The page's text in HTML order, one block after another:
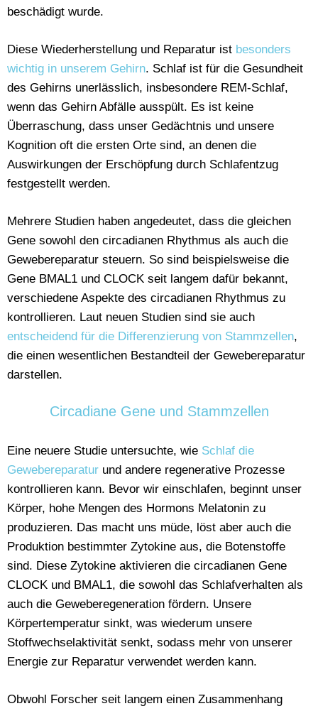
beschädigt wurde.
Diese Wiederherstellung und Reparatur ist besonders
wichtig in unserem Gehirn. Schlaf ist für die Gesundheit
des Gehirns unerlässlich, insbesondere REM-Schlaf,
wenn das Gehirn Abfälle ausspült. Es ist keine
Überraschung, dass unser Gedächtnis und unsere
Kognition oft die ersten Orte sind, an denen die
Auswirkungen der Erschöpfung durch Schlafentzug
festgestellt werden.
Mehrere Studien haben angedeutet, dass die gleichen
Gene sowohl den circadianen Rhythmus als auch die
Gewebereparatur steuern. So sind beispielsweise die
Gene BMAL1 und CLOCK seit langem dafür bekannt,
verschiedene Aspekte des circadianen Rhythmus zu
kontrollieren. Laut neuen Studien sind sie auch
entscheidend für die Differenzierung von Stammzellen,
die einen wesentlichen Bestandteil der Gewebereparatur
darstellen.
Circadiane Gene und Stammzellen
Eine neuere Studie untersuchte, wie Schlaf die
Gewebereparatur und andere regenerative Prozesse
kontrollieren kann. Bevor wir einschlafen, beginnt unser
Körper, hohe Mengen des Hormons Melatonin zu
produzieren. Das macht uns müde, löst aber auch die
Produktion bestimmter Zytokine aus, die Botenstoffe
sind. Diese Zytokine aktivieren die circadianen Gene
CLOCK und BMAL1, die sowohl das Schlafverhalten als
auch die Geweberegeneration fördern. Unsere
Körpertemperatur sinkt, was wiederum unsere
Stoffwechselaktivität senkt, sodass mehr von unserer
Energie zur Reparatur verwendet werden kann.
Obwohl Forscher seit langem einen Zusammenhang